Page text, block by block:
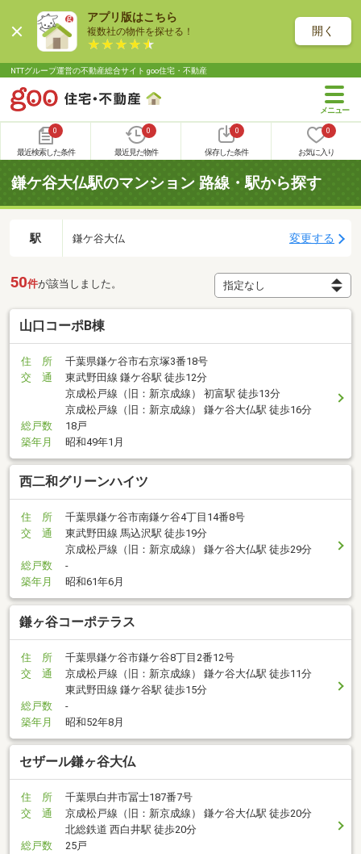
アプリ版はこちら
複数社の物件を探せる！ 開く
NTTグループ運営の不動産総合サイト goo住宅・不動産
0
最近検索した条件
0
最近見た物件
0
保存した条件
0
お気に入り
鎌ケ谷大仏駅のマンション 路線・駅から探す
駅 鎌ケ谷大仏 変更する
50件が該当しました。
山口コーポB棟
住 所
千葉県鎌ケ谷市右京塚3番18号
交 通
東武野田線 鎌ケ谷駅 徒歩12分
京成松戸線（旧：新京成線） 初富駅 徒歩13分
京成松戸線（旧：新京成線） 鎌ケ谷大仏駅 徒歩16分
総戸数
18戸
築年月
昭和49年1月
西二和グリーンハイツ
住 所
千葉県鎌ケ谷市南鎌ケ谷4丁目14番8号
交 通
東武野田線 馬込沢駅 徒歩19分
京成松戸線（旧：新京成線） 鎌ケ谷大仏駅 徒歩29分
総戸数
-
築年月
昭和61年6月
鎌ヶ谷コーポテラス
住 所
千葉県鎌ケ谷市鎌ケ谷8丁目2番12号
交 通
京成松戸線（旧：新京成線） 鎌ケ谷大仏駅 徒歩11分
東武野田線 鎌ケ谷駅 徒歩15分
総戸数
-
築年月
昭和52年8月
セザール鎌ヶ谷大仏
住 所
千葉県白井市冨士187番7号
交 通
京成松戸線（旧：新京成線） 鎌ケ谷大仏駅 徒歩20分
北総鉄道 西白井駅 徒歩20分
総戸数
25戸